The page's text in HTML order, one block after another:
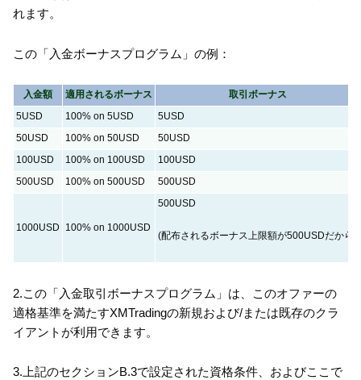
れます。
この「入金ボーナスプログラム」の例：
入金額 適用されるボーナス
取引ボーナス
5USD
100% on 5USD
5USD
50USD
100% on 50USD
50USD
100USD
100% on 100USD
100USD
500USD
100% on 500USD 500USD
1000USD 100% on 1000USD
500USD
(配布されるボーナス上限額が500USDだから)
2.この「入金取引ボーナスプログラム」は、このオファーの
適格基準を満たすXMTradingの新規および/または既存のクラ
イアントが利用できます。
3.上記のセクションB.3で設定された資格条件、およびここで